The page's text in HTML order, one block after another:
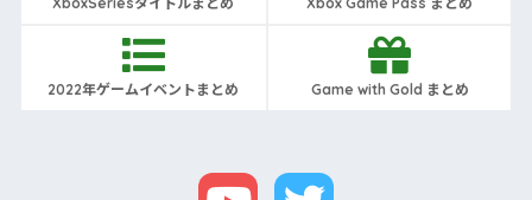
2022年ゲームイベントまとめ Game with Gold まとめ